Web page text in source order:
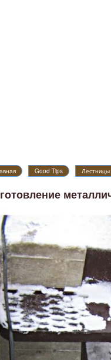
Good Tips Лестницы
лестницы в